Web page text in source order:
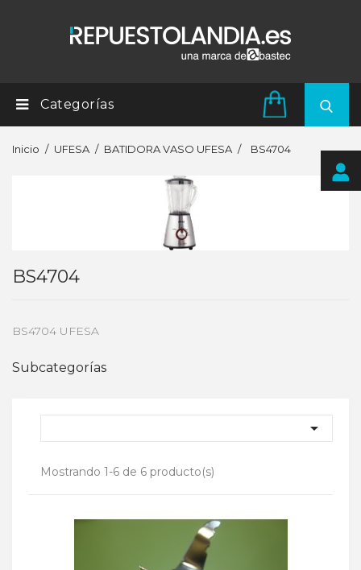
Categorías
Inicio UFESA BATIDORA VASO UFESA BS4704
BS4704
BS4704 UFESA
Subcategorías

Mostrando 1-6 de 6 producto(s)